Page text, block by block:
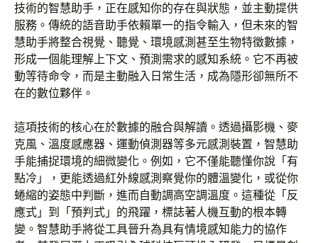
技術的智慧助手，正在感知你的存在與狀態，並主動提供
服務。傳統的語音助手依賴單一的指令輸入，但未來的智
慧助手將整合視覺、聽覺、環境感測甚至生物特徵數據，
形成一個能理解上下文、預測需求的感知系統。它不再被
動等待命令，而是主動融入日常生活，成為隱形卻無所不
在的數位夥伴。
這項技術的核心在於數據的融合與解讀。透過攝影機、麥
克風、溫度感應器、運動偵測器等多元感測裝置，智慧助
手能捕捉環境的細微變化。例如，它不僅能聽懂你說「有
點冷」，更能透過紅外線感測察覺你的體溫變化，或從你
蜷縮的姿態中判斷，進而自動調高空調溫度。這種從「反
應式」到「預判式」的飛躍，標誌著人機互動的根本轉
變。智慧助手將從工具晉升為具有情境感知能力的協作